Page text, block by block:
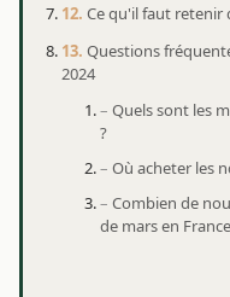
Ce qu'il faut retenir
Questions
2024
Quels sont les
?
Où acheter les
Combien de
de mars en